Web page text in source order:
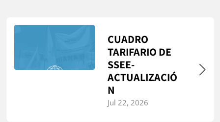
CUADRO
TARIFARIO DE
SSEE-
ACTUALIZACIÓ
N
Jul 22, 2026